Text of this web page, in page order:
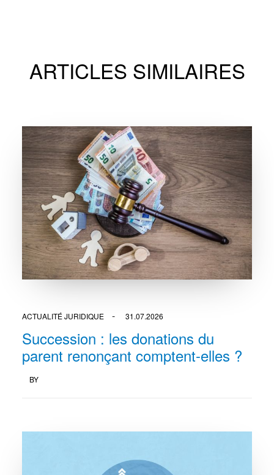
ARTICLES SIMILAIRES
ACTUALITÉ JURIDIQUE 31.07.2026
Succession : les donations du
parent renonçant comptent-elles ?
BY